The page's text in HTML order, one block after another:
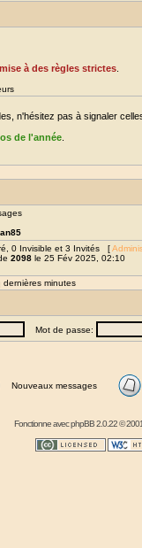
à des règles strictes
n'hésitez pas à signaler
de l'année
0 Invisible et 3 Invités [
2098 le 25 Fév 2025, 02:10
dernières minutes
Mot de passe:
Nouveaux messages
Fonctionne avecphpBB2.0.22 ©